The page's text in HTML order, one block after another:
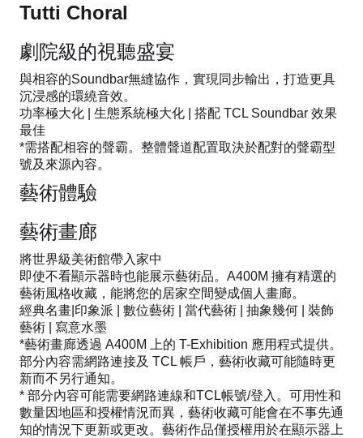
Tutti Choral
劇院級的視聽盛宴
與相容的Soundbar無縫協作，實現同步輸出，打造更具
沉浸感的環繞音效。
功率極大化 | 生態系統極大化 | 搭配 TCL Soundbar 效果
最佳
*需搭配相容的聲霸。整體聲道配置取決於配對的聲霸型
號及來源內容。
藝術體驗
藝術畫廊
將世界級美術館帶入家中
即使不看顯示器時也能展示藝術品。A400M 擁有精選的
藝術風格收藏，能將您的居家空間變成個人畫廊。
經典名畫|印象派 | 數位藝術 | 當代藝術 | 抽象幾何 | 裝飾
藝術 | 寫意水墨
*藝術畫廊透過 A400M 上的 T-Exhibition 應用程式提供。
部分內容需網路連接及 TCL 帳戶，藝術收藏可能隨時更
新而不另行通知。
* 部分內容可能需要網路連線和TCL帳號/登入。可用性和
數量因地區和授權情況而異，藝術收藏可能會在不事先通
知的情況下更新或更改。藝術作品僅授權用於在顯示器上